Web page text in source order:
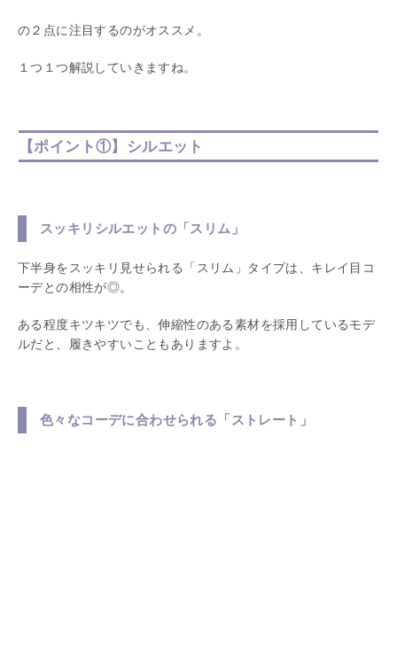
の２点に注目するのがオススメ。
１つ１つ解説していきますね。
【ポイント①】シルエット
スッキリシルエットの「スリム」
下半身をスッキリ見せられる「スリム」タイプは、キレイ目コ
ーデとの相性が◎。
ある程度キツキツでも、伸縮性のある素材を採用しているモデ
ルだと、履きやすいこともありますよ。
色々なコーデに合わせられる「ストレート」